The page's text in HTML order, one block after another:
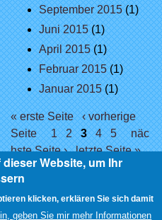
September 2015(1)
Juni 2015(1)
April 2015(1)
Februar 2015(1)
Januar 2015(1)
Seiten
« erste Seite
‹ vorherige
Seite
1 2 3 4 5
näc
hste Seite ›
letzte Seite »
Website, um Ihr
klicken, erklären Sie sich damit
geben Sie mir mehr Informationen